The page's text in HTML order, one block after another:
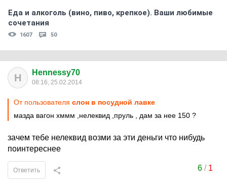
Еда и алкоголь (вино, пиво, крепкое). Ваши любимые
сочетания
1607 50
H Hennessy70
08:16, 25.02.2014
От пользователя слон в посудной лавке
мазда вагон хммм ,нелеквид ,пруль , дам за нее 150 ?
зачем тебе нелеквид возми за эти деньги что нибудь
поинтереснее
6/ 1
Ответить